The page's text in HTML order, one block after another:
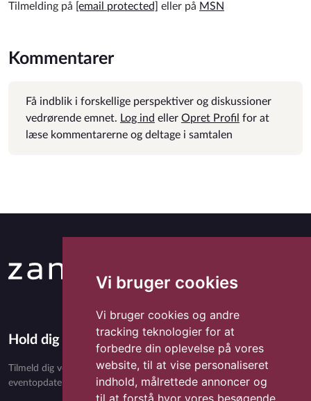
Vi bruger cookies
Vi bruger cookies og andre
tracking teknologier for at
forbedre din oplevelse på vores
website, til at vise personaliseret
indhold, målrettede annoncer og
til at forstå hvor vores besøgende
Tilmelding på [email protected] eller på MSN
Kommentarer
Få indblik i forskellige perspektiver og diskussioner
vedrørende emnet. Log ind eller Opret Profil for at
læse kommentarerne og deltage i samtalen
Hold dig opdateret med Zandora
Tilmeld dig vores nyhedsbrev og få eksklusivt indhold, nyheder,
eventopdateringer og særlige tilbud direkte i din indbakke.